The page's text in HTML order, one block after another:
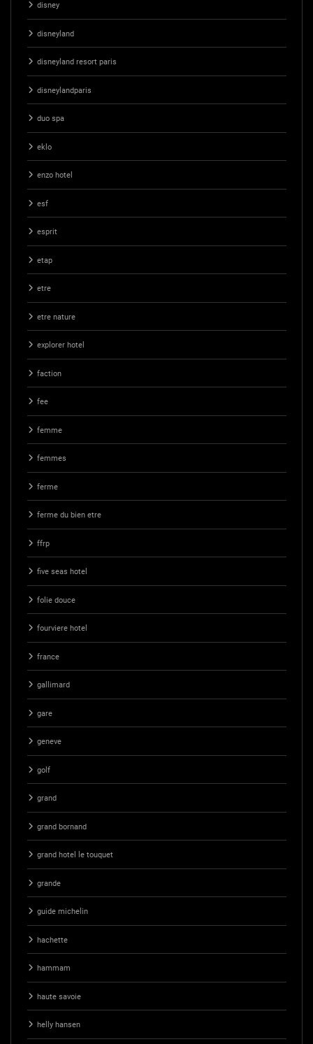
disney
disneyland
disneyland resort paris
disneylandparis
duo spa
eklo
enzo hotel
esf
esprit
etap
etre
etre nature
explorer hotel
faction
fee
femme
femmes
ferme
ferme du bien etre
ffrp
five seas hotel
folie douce
fourviere hotel
france
gallimard
gare
geneve
golf
grand
grand bornand
grand hotel le touquet
grande
guide michelin
hachette
hammam
haute savoie
helly hansen